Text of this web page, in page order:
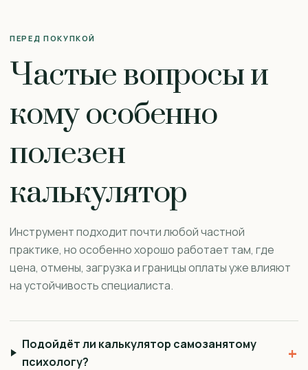
ПЕРЕД ПОКУПКОЙ
Частые вопросы и
кому особенно
полезен
калькулятор
Инструмент подходит почти любой частной
практике, но особенно хорошо работает там, где
цена, отмены, загрузка и границы оплаты уже влияют
на устойчивость специалиста.
Подойдёт ли калькулятор самозанятому
психологу?
+